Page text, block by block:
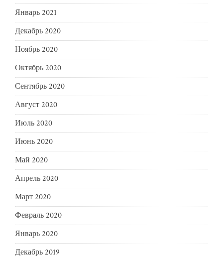
Январь 2021
Декабрь 2020
Ноябрь 2020
Октябрь 2020
Сентябрь 2020
Август 2020
Июль 2020
Июнь 2020
Май 2020
Апрель 2020
Март 2020
Февраль 2020
Январь 2020
Декабрь 2019